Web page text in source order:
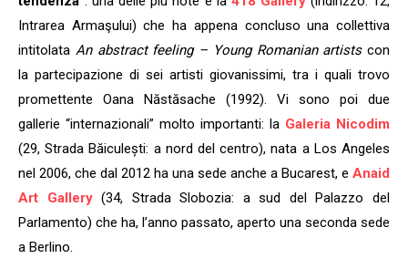
Intrarea Armaşului) che ha appena concluso una collettiva
intitolata An abstract feeling – Young Romanian artistscon
la partecipazione di sei artisti giovanissimi, tra i quali trovo
promettente Oana Năstăsache (1992). Vi sono poi due
gallerie “internazionali” molto importanti: la Galeria Nicodim
(29, Strada Băiculești: a nord del centro), nata a Los Angeles
nel 2006, che dal 2012 ha una sede anche a Bucarest, e Anaid
Art Gallery(34, Strada Slobozia: a sud del Palazzo del
Parlamento) che ha, l’anno passato, aperto una seconda sede
a Berlino.